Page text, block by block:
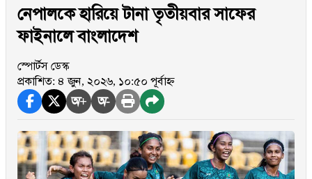
নেপালকে হারিয়ে টানা তৃতীয়বার সাফের
ফাইনালে বাংলাদেশ
স্পোর্টস ডেস্ক
প্রকাশিত: ৪ জুন, ২০২৬, ১০:৫০ পূর্বাহ্ন
অ+ অ-